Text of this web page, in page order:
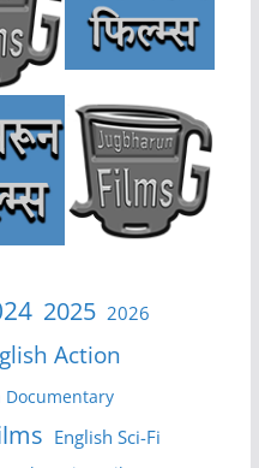
2025 2026
Action
Documentary
English Sci-Fi